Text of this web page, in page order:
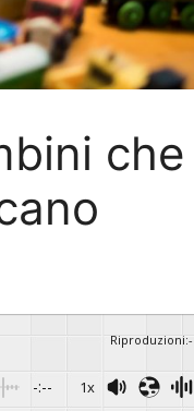
che
Riproduzioni:-
-:-- 1x